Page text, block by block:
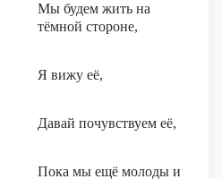
Мы будем жить на
тёмной стороне,
Я вижу её,
Давай почувствуем её,
Пока мы ещё молоды и